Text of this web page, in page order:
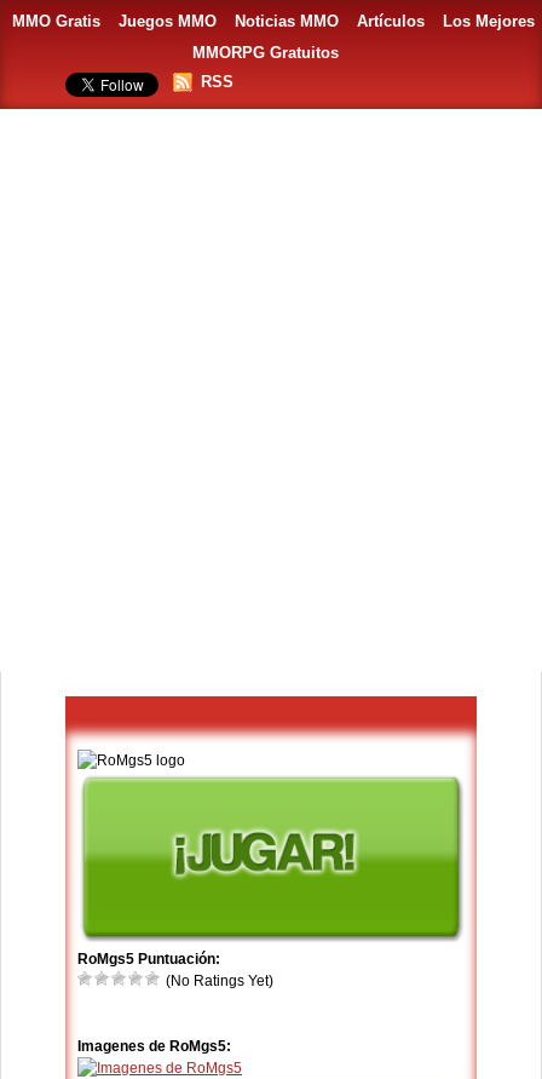
MMO Gratis Juegos MMO Noticias MMO Artículos
Los Mejores
MMORPG Gratuitos
RSS
RoMgs5 Puntuación:
(No Ratings Yet)
Imagenes de RoMgs5: